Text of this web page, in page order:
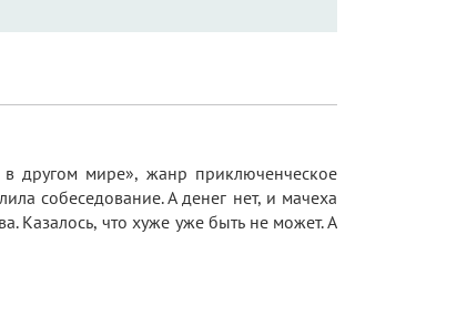
другом мире», жанр приключенческое
собеседование. А денег нет, и мачеха
Казалось, что хуже уже быть не может. А